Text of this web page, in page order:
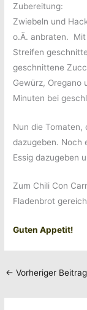
Zubereitung:
Zwiebeln und
o.Ä. anbraten.
Streifen
geschnittene
Gewürz, Oregano
Minuten bei
Nun die Tomaten,
dazugeben. Noch
Essig dazugeben
Zum Chili Con
Fladenbrot
Guten Appetit!
← Vorheriger Beitrag